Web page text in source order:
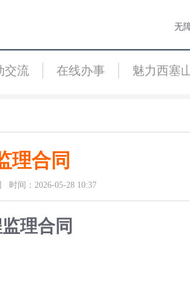
无
交流 在线办事 魅力西塞
理合同
时间：2026-05-28 10:37
理合同